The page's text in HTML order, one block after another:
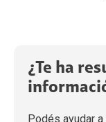
¿Te ha
Podés ayudar